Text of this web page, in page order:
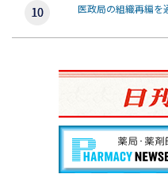
医政局の組織再編